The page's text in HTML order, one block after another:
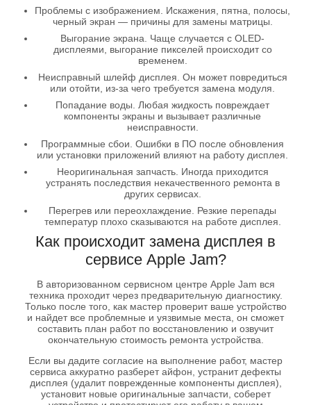
Проблемы с изображением. Искажения, пятна, полосы,
черный экран — причины для замены матрицы.
Выгорание экрана. Чаще случается с OLED-
дисплеями, выгорание пикселей происходит со
временем.
Неисправный шлейф дисплея. Он может повредиться
или отойти, из-за чего требуется замена модуля.
Попадание воды. Любая жидкость повреждает
компоненты экраны и вызывает различные
неисправности.
Программные сбои. Ошибки в ПО после обновления
или установки приложений влияют на работу дисплея.
Неоригинальная запчасть. Иногда приходится
устранять последствия некачественного ремонта в
других сервисах.
Перегрев или переохлаждение. Резкие перепады
температур плохо сказываются на работе дисплея.
Как происходит замена дисплея в
сервисе Apple Jam?
В авторизованном сервисном центре Apple Jam вся
техника проходит через предварительную диагностику.
Только после того, как мастер проверит ваше устройство
и найдет все проблемные и уязвимые места, он сможет
составить план работ по восстановлению и озвучит
окончательную стоимость ремонта устройства.
Если вы дадите согласие на выполнение работ, мастер
сервиса аккуратно разберет айфон, устранит дефекты
дисплея (удалит поврежденные компоненты дисплея),
установит новые оригинальные запчасти, соберет